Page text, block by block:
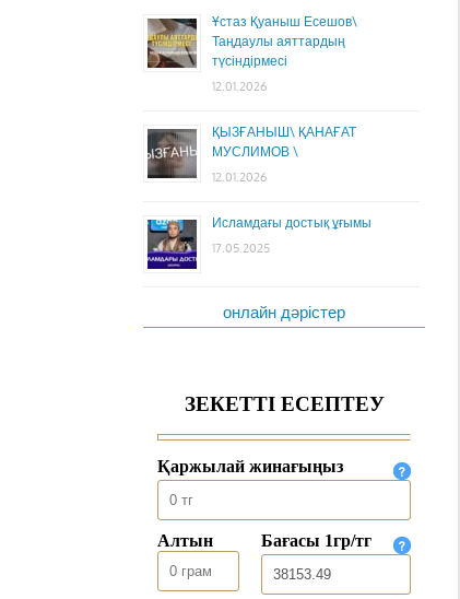
Ұстаз Қуаныш Есешов\
Таңдаулы аяттардың
түсіндірмесі
12.01.2026
ҚЫЗҒАНЫШ\ ҚАНАҒАТ
МУСЛИМОВ \
12.01.2026
Исламдағы достық ұғымы
17.05.2025
онлайн дәрістер